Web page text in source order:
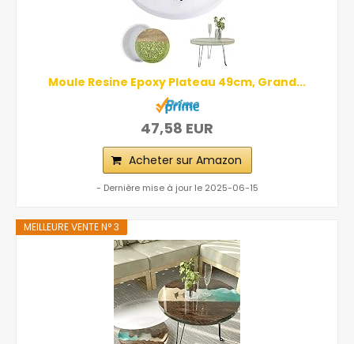
Moule Resine Epoxy Plateau 49cm, Grand...
47,58 EUR
Acheter sur Amazon
- Dernière mise à jour le 2025-06-15
MEILLEURE VENTE N° 3